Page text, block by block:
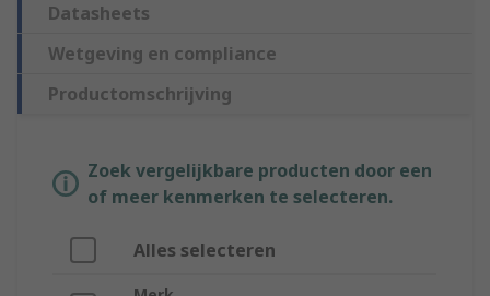
Datasheets
Wetgeving en compliance
Productomschrijving
Zoek vergelijkbare producten door een
of meer kenmerken te selecteren.
Alles selecteren